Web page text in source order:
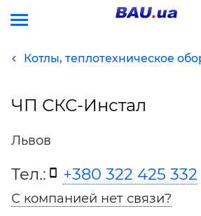
Котлы, теплотехническое
ЧП СКС-Инстал
Львов
Тел.: +380 322 425 332
С компанией нет связи?